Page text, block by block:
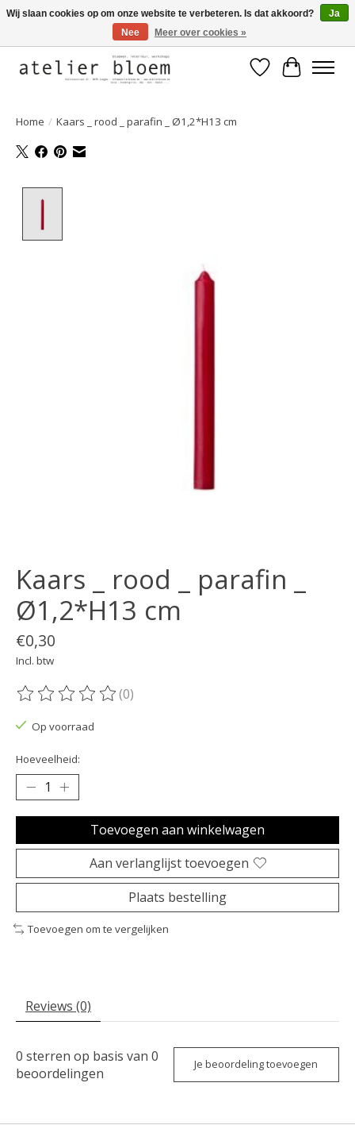
Welkom bij Atelier Bloem
Verlanglijst
Home / Kaars _ rood _ parafin _ Ø1,2*H13 cm
Kaars _ rood _ parafin _
Ø1,2*H13 cm
€0,30
Incl. btw
De beoordeling van dit product is
(0)
Op voorraad
Hoeveelheid:
Toevoegen aan winkelwagen
Aan verlanglijst toevoegen
Plaats bestelling
Toevoegen om te vergelijken
Reviews (0)
0 sterren op basis van 0
beoordelingen
Je beoordeling toevoegen
Wij slaan cookies op om onze website te verbeteren. Is dat akkoord?
Ja
Nee
Meer over cookies »